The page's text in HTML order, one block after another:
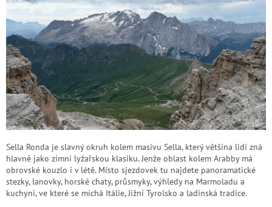
Sella Ronda je slavný okruh kolem masivu Sella, který většina lidí zná
hlavně jako zimní lyžařskou klasiku. Jenže oblast kolem Arabby má
obrovské kouzlo i v létě. Místo sjezdovek tu najdete panoramatické
stezky, lanovky, horské chaty, průsmyky, výhledy na Marmoladu a
kuchyni, ve které se míchá Itálie, Jižní Tyrolsko a ladinská tradice.